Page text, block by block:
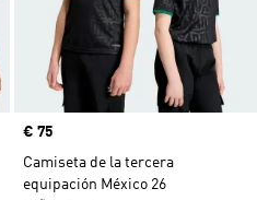
Precio
€ 75
Camiseta de la tercera
equipación México 26